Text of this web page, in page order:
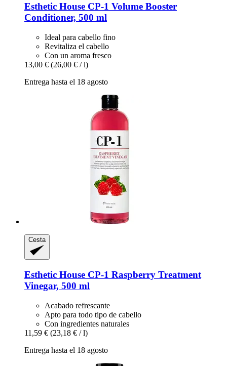
Esthetic House CP-​1 Volume Booster
Conditioner, 500 ml
Ideal para cabello fino
Revitaliza el cabello
Con un aroma fresco
13,00 € (26,00 € / l)
Entrega hasta el 18 agosto
Cesta
Esthetic House CP-​1 Raspberry Treatment
Vinegar, 500 ml
Acabado refrescante
Apto para todo tipo de cabello
Con ingredientes naturales
11,59 € (23,18 € / l)
Entrega hasta el 18 agosto